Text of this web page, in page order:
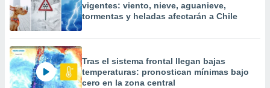
vigentes: viento, nieve, aguanieve,
tormentas y heladas afectarán a Chile
Tras el sistema frontal llegan bajas
temperaturas: pronostican mínimas bajo
cero en la zona central